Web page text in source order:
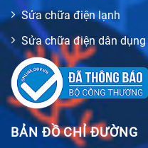
Sửa chữa điện lạnh
Sửa chữa điện dân dụng
BẢN ĐỒ CHỈ ĐƯỜNG